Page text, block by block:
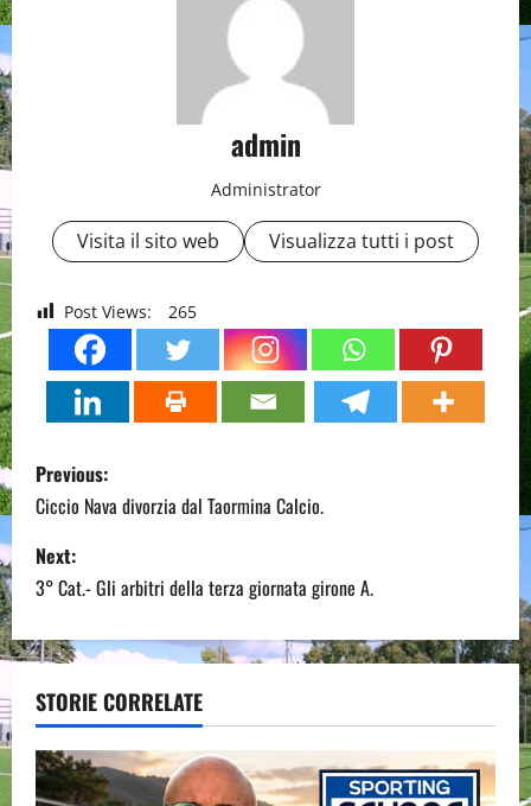
admin
Administrator
Visita il sito web Visualizza tutti i post
Post Views: 265
P
o
s
t
n
a
v
Previous:
Ciccio Nava divorzia dal Taormina Calcio.
Next:
3° Cat.- Gli arbitri della terza giornata girone A.
STORIE CORRELATE